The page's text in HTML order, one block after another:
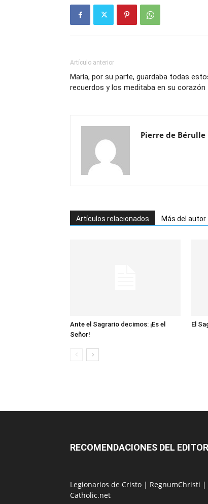
Artículo anterior
María, por su parte, guardaba todas
recuerdos y los meditaba en su corazón
Pierre de Bérulle
Artículos relacionados Más del autor
Ante el Sagrario decimos: ¡Es el
Señor!
El
RECOMENDACIONES DEL EDITOR
Legionarios de Cristo | RegnumChristi |
Catholic.net